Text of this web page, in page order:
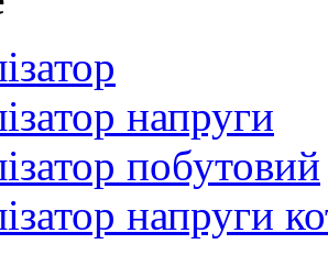
напруги
побутовий
напруги